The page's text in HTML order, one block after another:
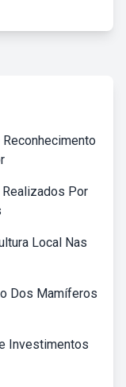
Por
Local Nas
Dos Mamíferos
Investimentos